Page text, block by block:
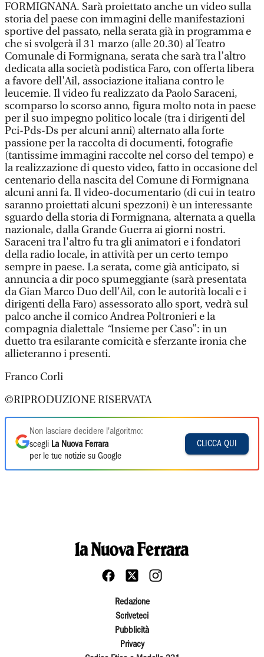
FORMIGNANA. Sarà proiettato anche un video sulla
storia del paese con immagini delle manifestazioni
sportive del passato, nella serata già in programma e
che si svolgerà il 31 marzo (alle 20.30) al Teatro
Comunale di Formignana, serata che sarà tra l’altro
dedicata alla società podistica Faro, con offerta libera
a favore dell'Ail, associazione italiana contro le
leucemie. Il video fu realizzato da Paolo Saraceni,
scomparso lo scorso anno, figura molto nota in paese
per il suo impegno politico locale (tra i dirigenti del
Pci-Pds-Ds per alcuni anni) alternato alla forte
passione per la raccolta di documenti, fotografie
(tantissime immagini raccolte nel corso del tempo) e
la realizzazione di questo video, fatto in occasione del
centenario della nascita del Comune di Formignana
alcuni anni fa. Il video-documentario (di cui in teatro
saranno proiettati alcuni spezzoni) è un interessante
sguardo della storia di Formignana, alternata a quella
nazionale, dalla Grande Guerra ai giorni nostri.
Saraceni tra l'altro fu tra gli animatori e i fondatori
della radio locale, in attività per un certo tempo
sempre in paese. La serata, come già anticipato, si
annuncia a dir poco spumeggiante (sarà presentata
da Gian Marco Duo dell'Ail, con le autorità locali e i
dirigenti della Faro) assessorato allo sport, vedrà sul
palco anche il comico Andrea Poltronieri e la
compagnia dialettale “Insieme per Caso”: in un
duetto tra esilarante comicità e sferzante ironia che
allieteranno i presenti.
Franco Corli
©RIPRODUZIONE RISERVATA
Non lasciare decidere l'algoritmo:
scegli La Nuova Ferrara
per le tue notizie su Google
CLICCA QUI
Redazione
Scriveteci
Pubblicità
Privacy